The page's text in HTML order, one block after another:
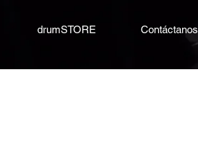
drumSTORE Contáctanos